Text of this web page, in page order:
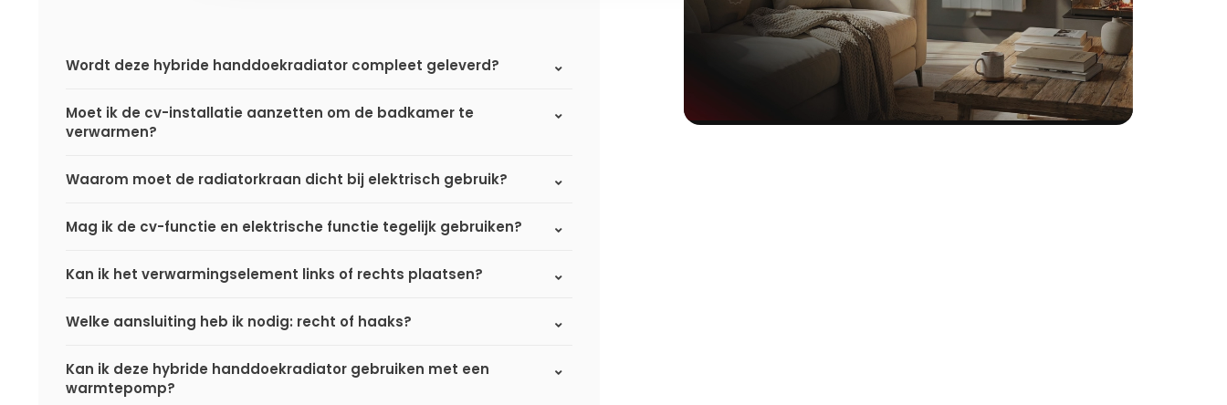
Wordt deze hybride handdoekradiator compleet geleverd?
Moet ik de cv-installatie aanzetten om de badkamer te
verwarmen?
Waarom moet de radiatorkraan dicht bij elektrisch gebruik?
Mag ik de cv-functie en elektrische functie tegelijk gebruiken?
Kan ik het verwarmingselement links of rechts plaatsen?
Welke aansluiting heb ik nodig: recht of haaks?
Kan ik deze hybride handdoekradiator gebruiken met een
warmtepomp?